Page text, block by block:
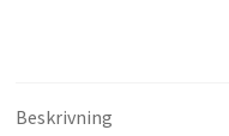
Beskrivning